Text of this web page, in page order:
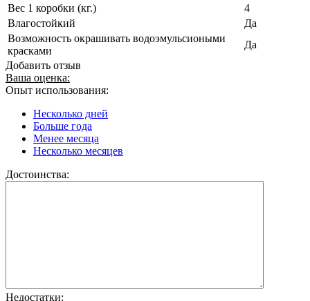
Вес 1 коробки (кг.)
4
Влагостойкий
Да
Возможность окрашивать водоэмульсиоными
красками
Да
Добавить отзыв
Ваша оценка:
Опыт использования:
Несколько дней
Больше года
Менее месяца
Несколько месяцев
Достоинства:
Недостатки: